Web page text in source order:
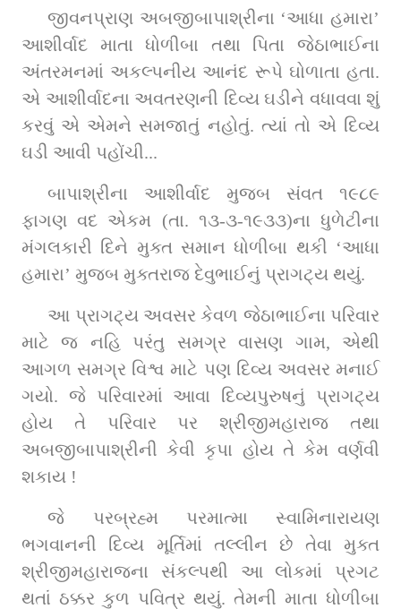
જીવનપ્રાણ અબજીબાપાશ્રીના ‘આધા હમારા’
આશીર્વાદ માતા ધોળીબા તથા પિતા જેઠાભાઈના
અંતરમનમાં અકલ્પનીય આનંદ રૂપે ઘોળાતા હતા.
એ આશીર્વાદના અવતરણની દિવ્ય ઘડીને વધાવવા શું
કરવું એ એમને સમજાતું નહોતું. ત્યાં તો એ દિવ્ય
ઘડી આવી પહોંચી...
બાપાશ્રીના આશીર્વાદ મુજબ સંવત ૧૯૮૯
ફાગણ વદ એકમ (તા. ૧૩-૩-૧૯૩૩)ના ધુળેટીના
મંગલકારી દિને મુક્ત સમાન ધોળીબા થકી ‘આધા
હમારા’ મુજબ મુક્તરાજ દેવુભાઈનું પ્રાગટ્ય થયું.
આ પ્રાગટ્ય અવસર કેવળ જેઠાભાઈના પરિવાર
માટે જ નહિ પરંતુ સમગ્ર વાસણ ગામ, એથી
આગળ સમગ્ર વિશ્વ માટે પણ દિવ્ય અવસર મનાઈ
ગયો. જે પરિવારમાં આવા દિવ્યપુરુષનું પ્રાગટ્ય
હોય તે પરિવાર પર શ્રીજીમહારાજ તથા
અબજીબાપાશ્રીની કેવી કૃપા હોય તે કેમ વર્ણવી
શકાય !
જે પરબ્રહ્મ પરમાત્મા સ્વામિનારાયણ
ભગવાનની દિવ્ય મૂર્તિમાં તલ્લીન છે તેવા મુક્ત
શ્રીજીમહારાજના સંકલ્પથી આ લોકમાં પ્રગટ
થતાં ઠક્કર કુળ પવિત્ર થયું. તેમની માતા ધોળીબા